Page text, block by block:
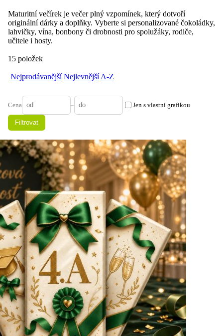
Maturitní večírek je večer plný vzpomínek, který dotvoří
originální dárky a doplňky. Vyberte si personalizované čokoládky,
lahvičky, vína, bonbony či drobnosti pro spolužáky, rodiče,
učitele i hosty.
15 položek
Nejprodávanější Nejlevnější A-Z
Cena – Jen s vlastní grafikou
Filtrovat